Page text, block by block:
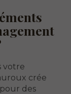
votre
crée
des